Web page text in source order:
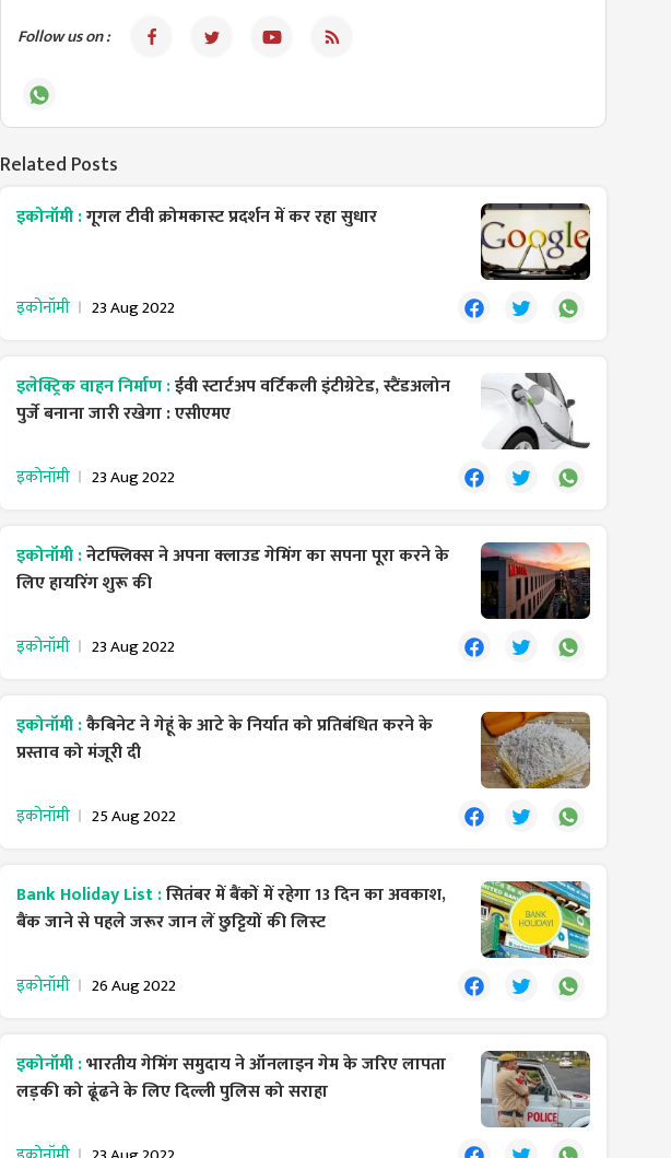
Follow us on :
Related Posts
इकोनॉमी :गूगल टीवी क्रोमकास्ट प्रदर्शन में कर रहा सुधार
इकोनॉमी 23 Aug 2022
इलेक्ट्रिक वाहन निर्माण :ईवी स्टार्टअप वर्टिकली इंटीग्रेटेड, स्टैंडअलोन
पुर्जे बनाना जारी रखेगा : एसीएमए
इकोनॉमी 23 Aug 2022
इकोनॉमी :नेटफ्लिक्स ने अपना क्लाउड गेमिंग का सपना पूरा करने के
लिए हायरिंग शुरू की
इकोनॉमी 23 Aug 2022
इकोनॉमी :कैबिनेट ने गेहूं के आटे के निर्यात को प्रतिबंधित करने के
प्रस्ताव को मंजूरी दी
इकोनॉमी 25 Aug 2022
Bank Holiday List :सितंबर में बैंकों में रहेगा 13 दिन का अवकाश,
बैंक जाने से पहले जरूर जान लें छुट्टियों की लिस्ट
इकोनॉमी 26 Aug 2022
इकोनॉमी :भारतीय गेमिंग समुदाय ने ऑनलाइन गेम के जरिए लापता
लड़की को ढूंढने के लिए दिल्ली पुलिस को सराहा